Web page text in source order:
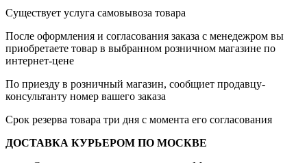
Существует услуга самовывоза товара
После оформления и согласования заказа с менедежром вы
приобретаете товар в выбранном розничном магазине по
интернет-цене
По приезду в розничный магазин, сообщиет продавцу-
консультанту номер вашего заказа
Срок резерва товара три дня с момента его согласования
ДОСТАВКА КУРЬЕРОМ ПО МОСКВЕ